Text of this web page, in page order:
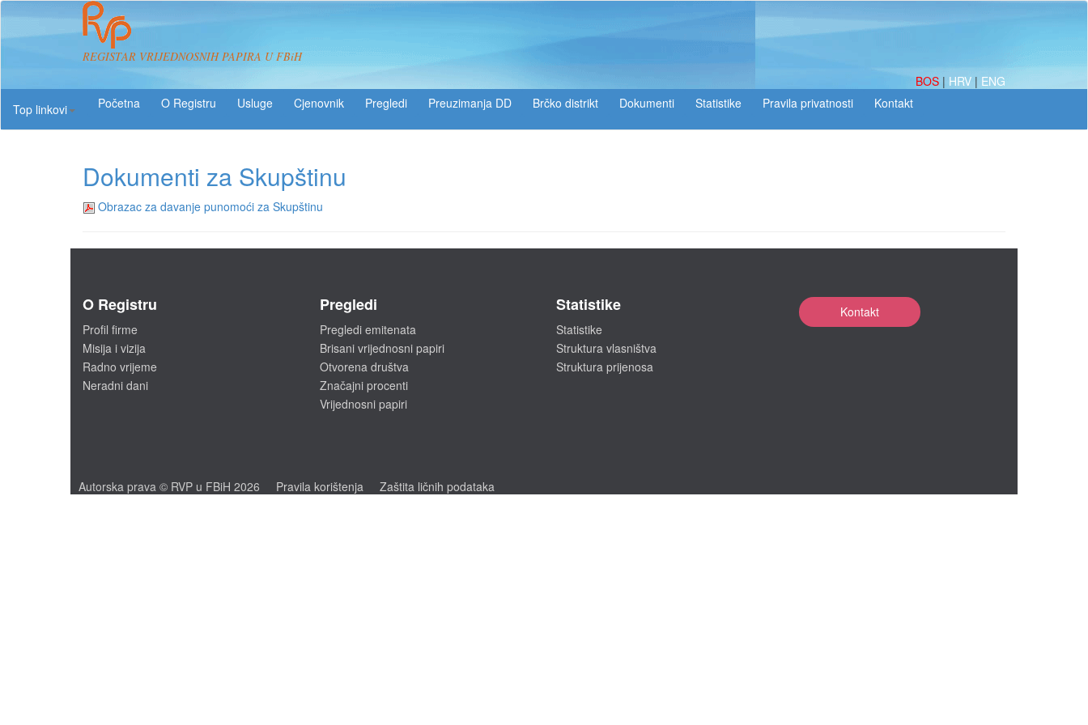
REGISTAR VRIJEDNOSNIH PAPIRA U FBiH
BOS | HRV | ENG
Top linkovi
O Registru Usluge Pregledi Preuzimanja DD Brčko distrikt Dokumenti Statistike
Dokumenti za Skupštinu
Obrazac za davanje punomoći za Skupštinu
O Registru
Profil firme
Misija i vizija
Radno vrijeme
Neradni dani
Pregledi
Pregledi emitenata
Brisani vrijednosni papiri
Otvorena društva
Značajni procenti
Vrijednosni papiri
Statistike
Statistike
Struktura vlasništva
Struktura prijenosa
Kontakt
Autorska prava © RVP u FBiH 2026 Pravila korištenja Zaštita ličnih podataka